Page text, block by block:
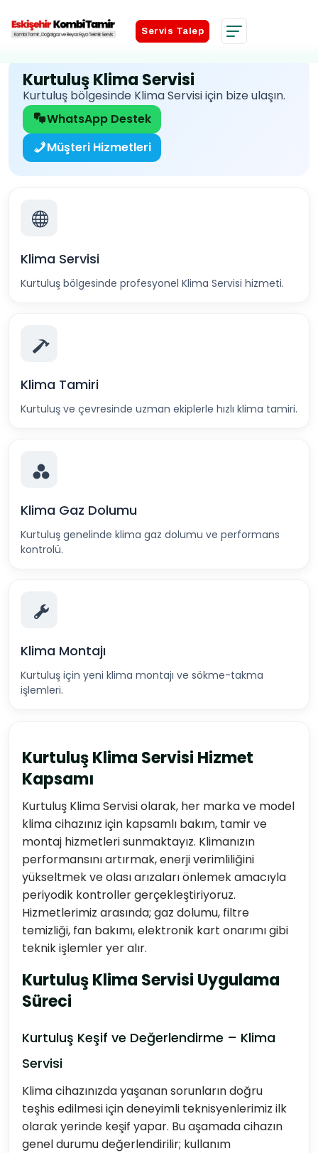
Servis Talep
Servis Talep
Kurtuluş Klima Servisi
Kurtuluş bölgesinde Klima Servisi için bize ulaşın.
WhatsApp Destek
Müşteri Hizmetleri
Klima Servisi
Kurtuluş bölgesinde profesyonel Klima Servisi hizmeti.
Klima Tamiri
Kurtuluş ve çevresinde uzman ekiplerle hızlı klima tamiri.
Klima Gaz Dolumu
Kurtuluş genelinde klima gaz dolumu ve performans
kontrolü.
Klima Montajı
Kurtuluş için yeni klima montajı ve sökme-takma
işlemleri.
Kurtuluş Klima Servisi Hizmet
Kapsamı
Kurtuluş Klima Servisi olarak, her marka ve model
klima cihazınız için kapsamlı bakım, tamir ve
montaj hizmetleri sunmaktayız. Klimanızın
performansını artırmak, enerji verimliliğini
yükseltmek ve olası arızaları önlemek amacıyla
periyodik kontroller gerçekleştiriyoruz.
Hizmetlerimiz arasında; gaz dolumu, filtre
temizliği, fan bakımı, elektronik kart onarımı gibi
teknik işlemler yer alır.
Kurtuluş Klima Servisi Uygulama
Süreci
Kurtuluş Keşif ve Değerlendirme – Klima
Servisi
Klima cihazınızda yaşanan sorunların doğru
teşhis edilmesi için deneyimli teknisyenlerimiz ilk
olarak yerinde keşif yapar. Bu aşamada cihazın
genel durumu değerlendirilir; kullanım